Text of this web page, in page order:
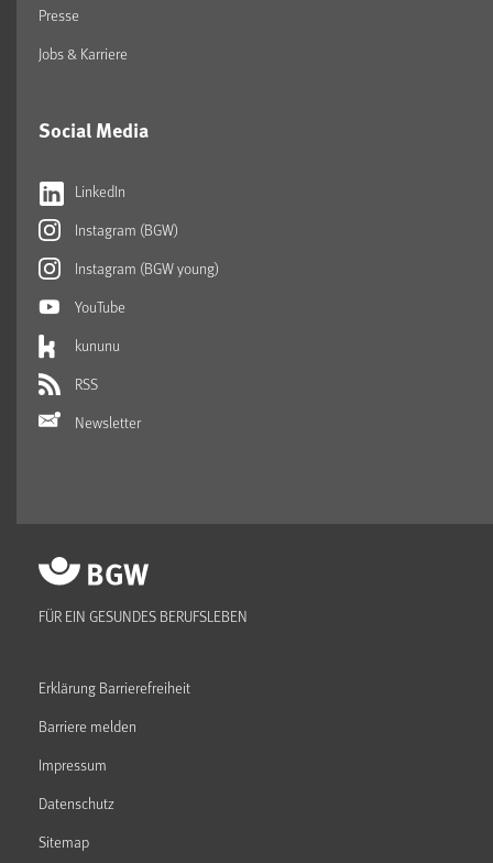
Presse
Jobs & Karriere
Social Media
LinkedIn
Instagram (BGW)
Instagram (BGW young)
YouTube
kununu
RSS
Newsletter
FÜR EIN GESUNDES BERUFSLEBEN
Erklärung Barrierefreiheit
Barriere melden
Impressum
Datenschutz
Sitemap